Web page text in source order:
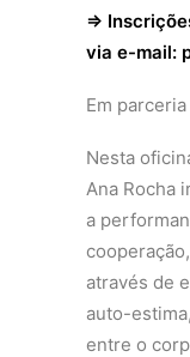
⇒
via e-mail:
Em
Nesta
Ana Rocha
a
através de
auto-
entre o